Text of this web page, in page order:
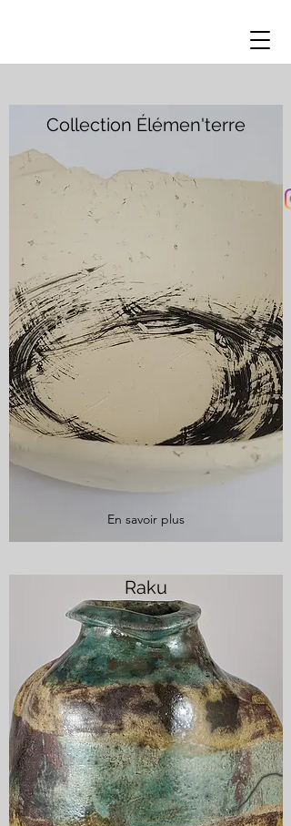
Collection Élémen'terre
En savoir plus
Raku